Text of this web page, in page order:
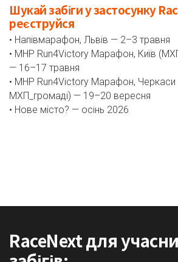
Шукай забіги у застосунку
реєструйся
• Напівмарафон, Львів — 2–3 травня
• MHP Run4Victory Марафон, Київ
— 16–17 травня
• MHP Run4Victory Марафон,
МХП_громаді) — 19–20 вересня
• Нове місто? — осінь 2026
RaceNext для